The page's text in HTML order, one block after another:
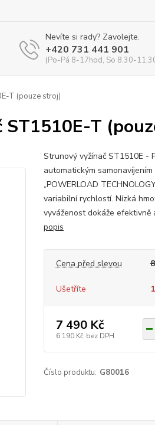
Nevíte si rady? Zavolejte.
+420 731 441 901
(Po-Pá 8-17hod, So 8.30-
T (pouze stroj)
T
Strunový vyžínač ST1510E -
automatickým
„POWERLOAD
variabilní rychlostí. Nízká
vyváženost dokáže efektivně
popis
Cena před slevou
Ušetříte
7 490 Kč
6 190 Kč bez DPH
Číslo produktu: G80016